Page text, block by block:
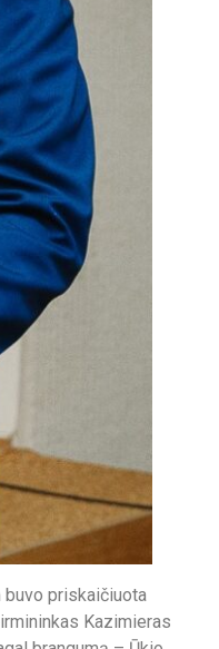
buvo priskaičiuota
Kazimieras